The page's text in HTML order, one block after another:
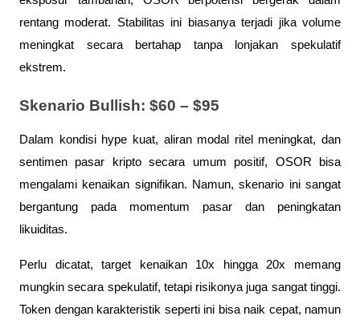
rentang moderat. Stabilitas ini biasanya terjadi jika volume
meningkat secara bertahap tanpa lonjakan spekulatif
ekstrem.
Skenario Bullish: $60 – $95
Dalam kondisi hype kuat, aliran modal ritel meningkat, dan
sentimen pasar kripto secara umum positif, OSOR bisa
mengalami kenaikan signifikan. Namun, skenario ini sangat
bergantung pada momentum pasar dan peningkatan
likuiditas.
Perlu dicatat, target kenaikan 10x hingga 20x memang
mungkin secara spekulatif, tetapi risikonya juga sangat tinggi.
Token dengan karakteristik seperti ini bisa naik cepat, namun